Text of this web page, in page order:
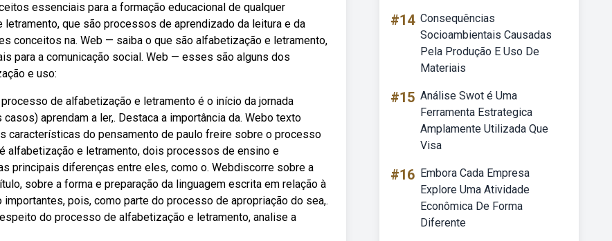
essenciais para a formação educacional de qualquer
que são processos de aprendizado da leitura e da
conceitos na. Web — saiba o que são alfabetização e letramento,
para a comunicação social. Web — esses são alguns dos
e uso:
de alfabetização e letramento é o início da jornada
aprendam a ler,. Destaca a importância da. Webo texto
características do pensamento de paulo freire sobre o processo
alfabetização e letramento, dois processos de ensino e
principais diferenças entre eles, como o. Webdiscorre sobre a
sobre a forma e preparação da linguagem escrita em relação à
pois, como parte do processo de apropriação do sea,.
do processo de alfabetização e letramento, analise a
#14 Consequências
Socioambientais Causadas
Pela Produção E Uso De
Materiais
#15 Análise Swot é Uma
Ferramenta Estrategica
Amplamente Utilizada Que
Visa
#16 Embora Cada Empresa
Explore Uma Atividade
Econômica De Forma
Diferente